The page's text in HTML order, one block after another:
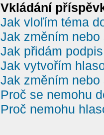
Vkládání
Jak vloľím téma
Jak změním
Jak přidám
Jak vytvořím
Jak změním
Proč se nemohu
Proč nemohu